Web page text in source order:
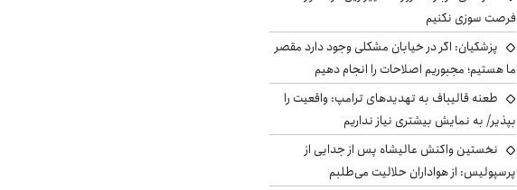
فرصت سوزی نکنیم
پزشکیان: اگر در خیابان مشکلی وجود دارد مقصر
ما هستیم؛ مجبوریم اصلاحات را انجام دهیم
طعنه قالیباف به تهدیدهای ترامپ: واقعیت را
بپذیر/ به نمایش بیشتری نیاز نداریم
نخستین واکنش عالیشاه پس از جدایی از
پرسپولیس: از هواداران حلالیت می‌طلبم